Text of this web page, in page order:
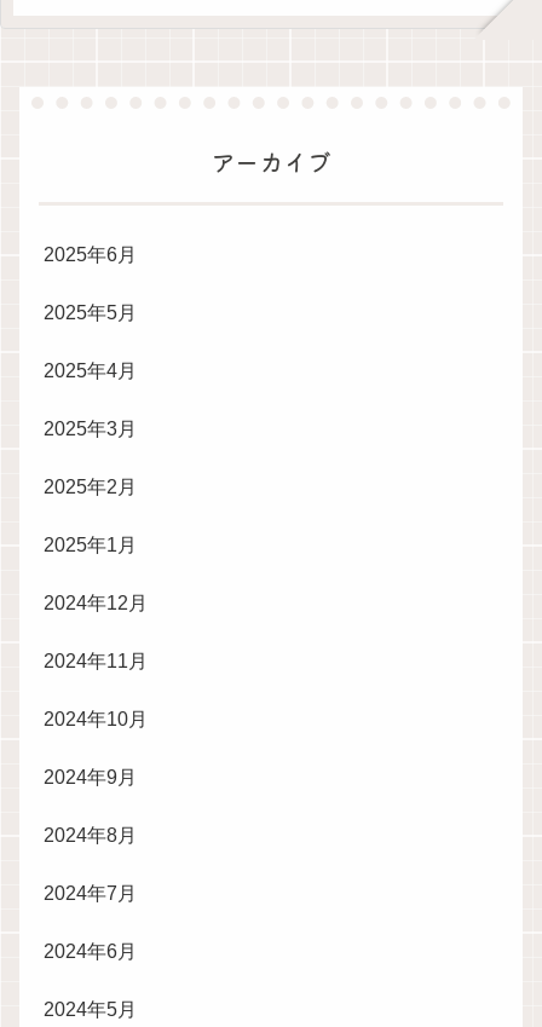
アーカイブ
2025年6月
2025年5月
2025年4月
2025年3月
2025年2月
2025年1月
2024年12月
2024年11月
2024年10月
2024年9月
2024年8月
2024年7月
2024年6月
2024年5月